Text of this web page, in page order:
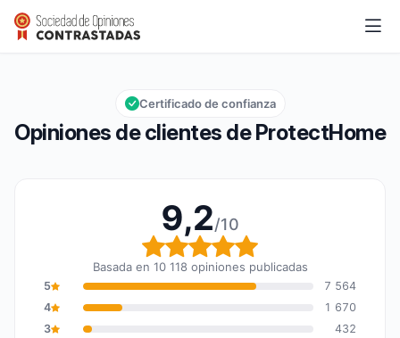
ProtectHome
Calificación global: 9,2 de 10
9,2/10
Opiniones de clientes de ProtectHome
Certificado de confianza
9,2/10
Calificación global: 9,2
Basada en 10 118 opiniones publicadas
5
7 564
4
1 670
3
432